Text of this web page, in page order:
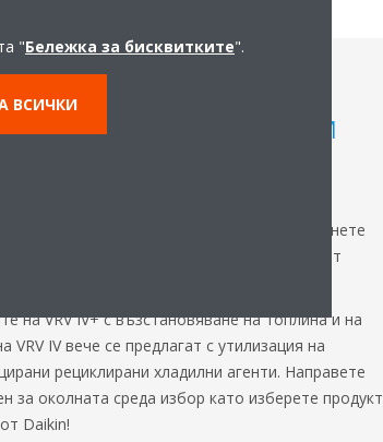
на цикъла: към
повторно хладилни агенти, за да избегнете
на над 150 000 кг нов хладилен агент
на VRV IV+ с възстановяване на топлина и на
VRV IV вече се предлагат с утилизация на
рециклирани хладилни агенти. Направете
за околната среда избор като изберете продукт
Daikin!
"Бележка за бисквитките".
ВСИЧКИ